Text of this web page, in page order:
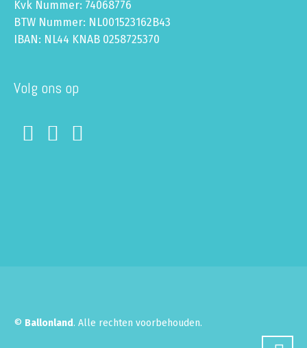
Kvk Nummer: 74068776
BTW Nummer: NL001523162B43
IBAN: NL44 KNAB 0258725370
Volg ons op
© Ballonland . Alle rechten voorbehouden.